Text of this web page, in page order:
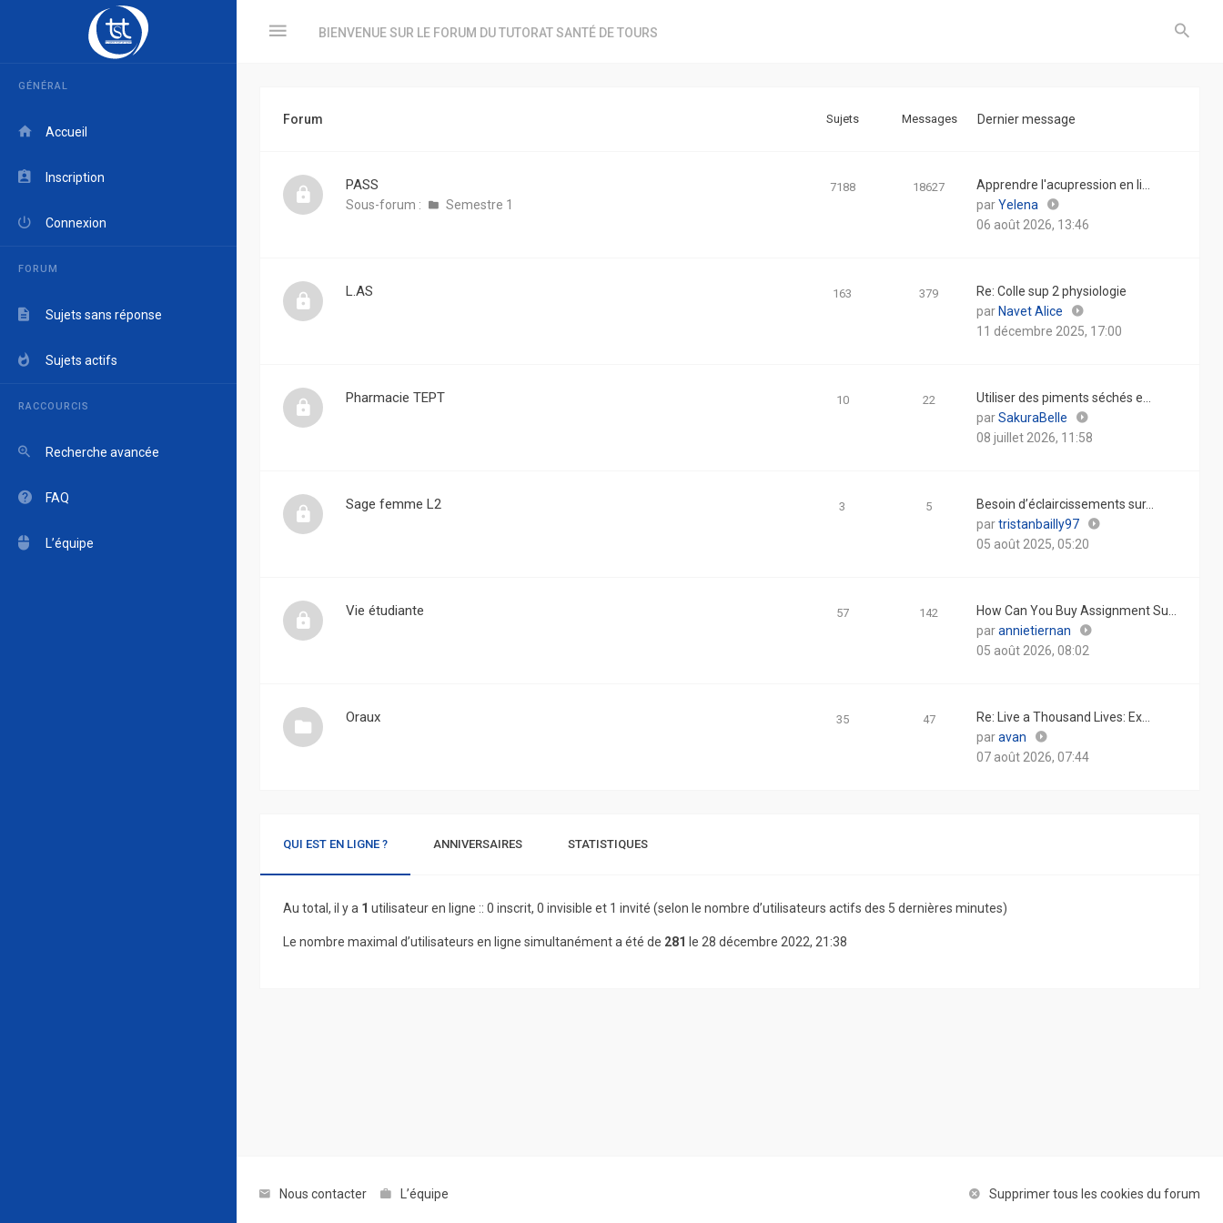
BIENVENUE SUR LE FORUM DU TUTORAT SANTÉ DE TOURS
GÉNÉRAL
Accueil
Inscription
Connexion
FORUM
Sujets sans réponse
Sujets actifs
RACCOURCIS
Recherche avancée
FAQ
L’équipe
Forum Sujets Messages Dernier message
PASS
Sous-forum : Semestre 1
7188 18627
Apprendre l'acupression en li…
parYelena
Consulter
le
06 août 2026, 13:46
L.AS 163 379
Re: Colle sup 2 physiologie
par Navet Alice
Consulter
le
11 décembre 2025, 17:00
Pharmacie TEPT 10 22
Utiliser des piments séchés e…
parSakuraBelle
Consulter
le
08 juillet 2026, 11:58
Sage femme L2 3 5
Besoin d’éclaircissements sur…
partristanbailly97
Consulter
05 août 2025, 05:20
Vie étudiante 57 142
How Can You Buy Assignment Su…
parannietiernan
Consulter
05 août 2026, 08:02
Oraux 35 47
Re: Live a Thousand Lives: Ex…
paravan
Consulter
le
07 août 2026, 07:44
QUI EST EN LIGNE ? ANNIVERSAIRES STATISTIQUES
Au total, il y a 1 utilisateur en ligne :: 0 inscrit, 0 invisible et 1 invité (selon le nombre d’utilisateurs actifs des 5 dernières minutes)
Le nombre maximal d’utilisateurs en ligne simultanément a été de 281 le 28 décembre 2022, 21:38
Nous contacter L’équipe Supprimer tous les cookies du forum